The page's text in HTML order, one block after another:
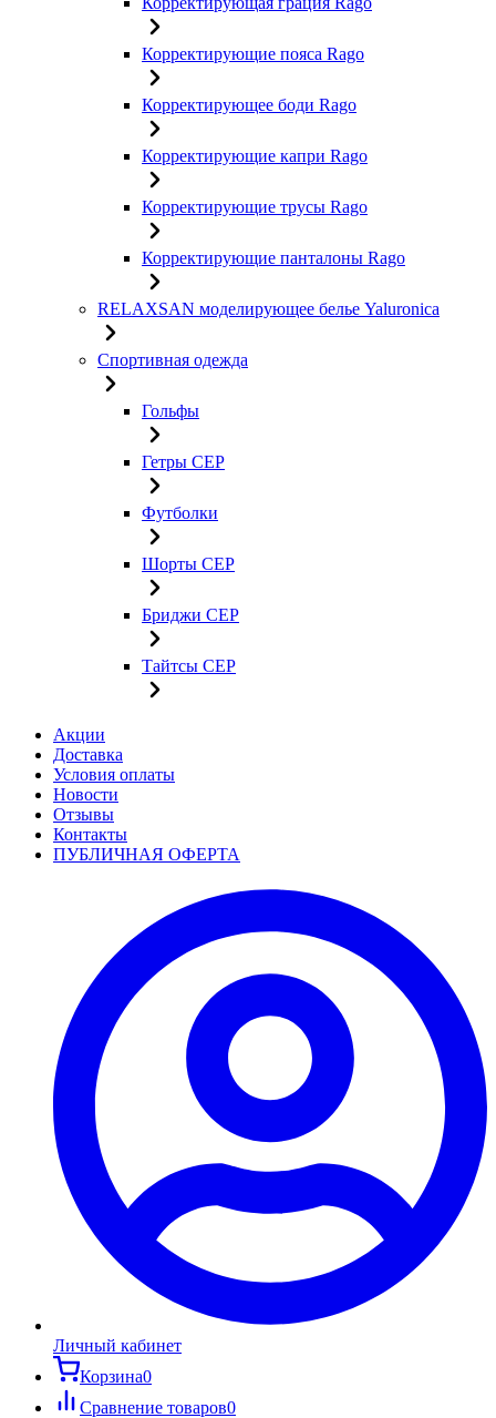
Корректирующие пояса Rago
Корректирующее боди Rago
Корректирующие капри Rago
Корректирующие трусы Rago
Корректирующие панталоны Rago
RELAXSAN моделирующее белье Yaluroniсa
Спортивная одежда
Гольфы
Гетры CEP
Футболки
Шорты CEP
Бриджи CEP
Тайтсы CEP
Акции
Доставка
Условия оплаты
Новости
Отзывы
Контакты
ПУБЛИЧНАЯ ОФЕРТА
Личный кабинет
Корзина0
Сравнение товаров0